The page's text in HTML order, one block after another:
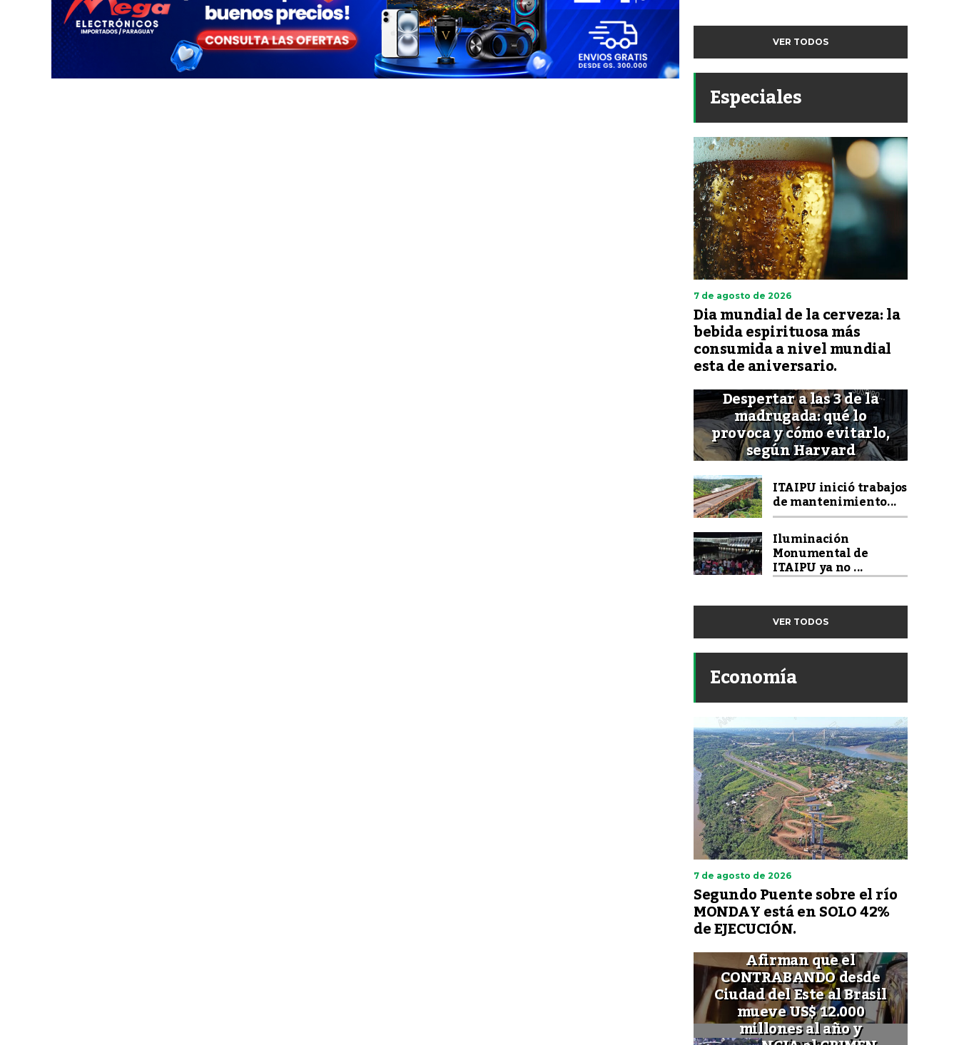
VER TODOS
Especiales
7 de agosto de 2026
Dia mundial de la cerveza: la
bebida espirituosa más
consumida a nivel mundial
esta de aniversario.
Despertar a las 3 de la
madrugada: qué lo
provoca y cómo evitarlo,
según Harvard
ITAIPU inició trabajos
de mantenimiento...
Iluminación
Monumental de
ITAIPU ya no ...
VER TODOS
Economía
7 de agosto de 2026
Segundo Puente sobre el río
MONDAY está en SOLO 42%
de EJECUCIÓN.
Afirman que el
CONTRABANDO desde
Ciudad del Este al Brasil
mueve US$ 12.000
millones al año y